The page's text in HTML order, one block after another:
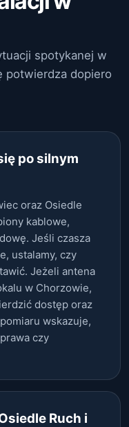
spotykanej w
potwierdza dopiero
po silnym
oraz Osiedle
kablowe,
Jeśli czasza
ustalamy, czy
Jeżeli antena
w Chorzowie,
dostęp oraz
wskazuje,
czy
Ruch i